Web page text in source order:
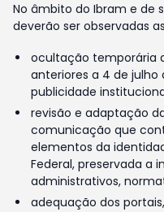
No âmbito do Ibram e de
deverão ser observadas
ocultação temporária
anteriores a 4 de
publicidade
revisão e adaptação
comunicação que
elementos da
Federal, preservada a
administrativos,
adequação dos